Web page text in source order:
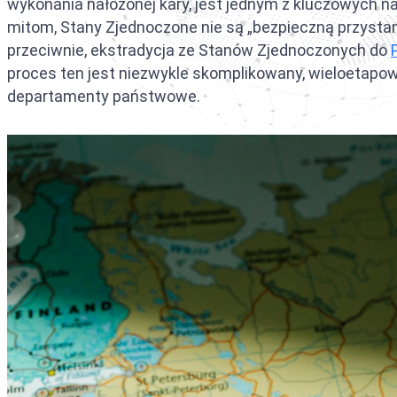
Umowa
Umowa o
Czarna
Nakaz
Srebrna
Dyfuzje
wykonania nałożonej kary, jest jednym z kluczowych
mitom, Stany Zjednoczone nie są „bezpieczną
przeciwnie, ekstradycja ze Stanów Zjednoczonych do
proces ten jest niezwykle skomplikowany,
departamenty państwowe.